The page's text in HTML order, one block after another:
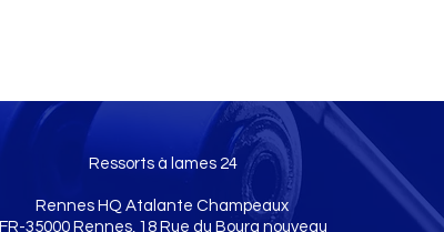
Ressorts à lames 24
Rennes HQ Atalante Champeaux
FR-35000 Rennes, 18 Rue du Bourg nouveau